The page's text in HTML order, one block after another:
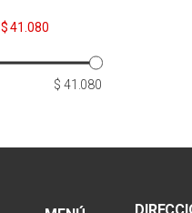
$ 41.080
$ 41.080